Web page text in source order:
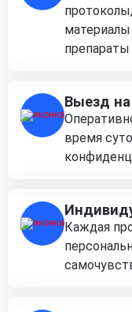
препараты
Выезд
время
Каждая